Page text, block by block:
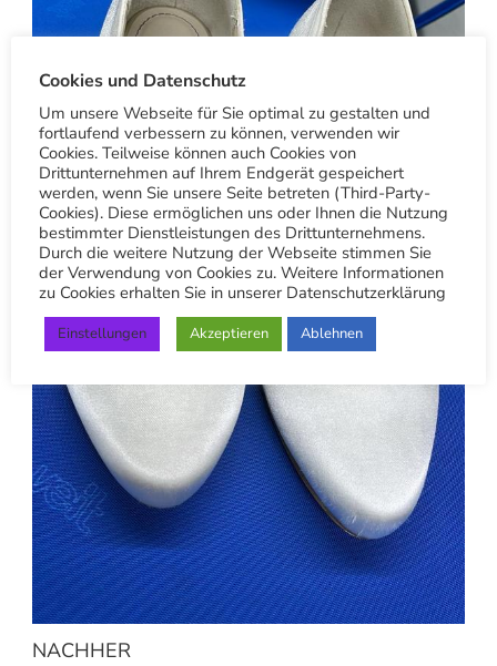
NACHHER
Cookies und Datenschutz
Um unsere Webseite für Sie optimal zu gestalten und
fortlaufend verbessern zu können, verwenden wir
Cookies. Teilweise können auch Cookies von
Drittunternehmen auf Ihrem Endgerät gespeichert
werden, wenn Sie unsere Seite betreten (Third-Party-
Cookies). Diese ermöglichen uns oder Ihnen die Nutzung
bestimmter Dienstleistungen des Drittunternehmens.
Durch die weitere Nutzung der Webseite stimmen Sie
der Verwendung von Cookies zu. Weitere Informationen
zu Cookies erhalten Sie in unserer Datenschutzerklärung
Einstellungen Akzeptieren Ablehnen